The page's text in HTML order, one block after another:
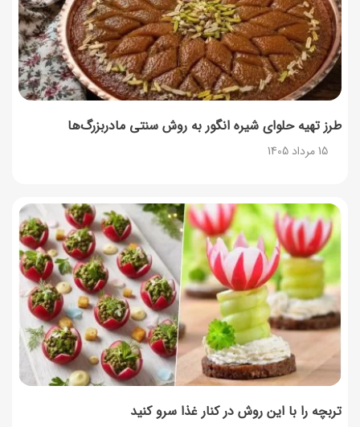
طرز تهیه حلوای شیره انگور به روش سنتی مادربزرگ‌ها
15 مرداد 1405
تربچه را با این روش در کنار غذا سرو کنید
طرز تهیه آلبالو شور خانگی؛ خوش‌رنگ و بدون کپک
14 مرداد 1405
طرز تهیه پنکیک با شیره انگور؛ صبحانه‌ای سالم و انرژی‌بخش
14 مرداد 1405
طرز تهیه پش ملبا (پیچ ملبا)؛ دسر کلاسیک هلو و بستنی
13 مرداد 1405
طرز تهیه حلوای بحرینی؛ دسر سنتی خاورمیانه‌ای
13 مرداد 1405